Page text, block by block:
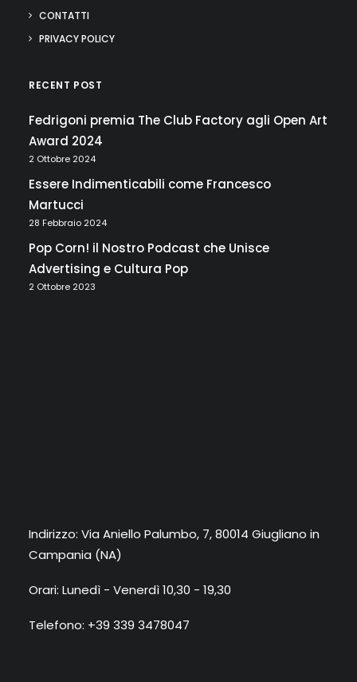
CONTATTI
PRIVACY POLICY
RECENT POST
Fedrigoni premia The Club Factory agli Open Art
Award 2024
2 Ottobre 2024
Essere Indimenticabili come Francesco
Martucci
28 Febbraio 2024
Pop Corn! il Nostro Podcast che Unisce
Advertising e Cultura Pop
2 Ottobre 2023
Indirizzo: Via Aniello Palumbo, 7, 80014 Giugliano in
Campania (NA)
Orari: Lunedì - Venerdì 10,30 - 19,30
Telefono: +39 339 3478047